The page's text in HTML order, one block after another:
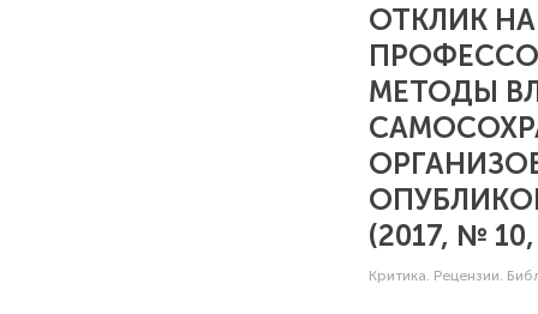
ОТКЛИК
МЕТОДЫ
(2017, №
Критика. Рецензии.